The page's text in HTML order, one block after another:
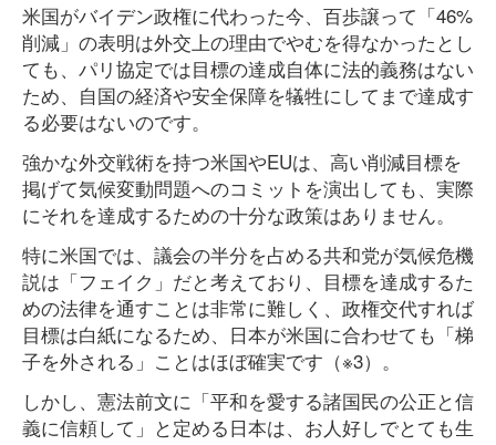
米国がバイデン政権に代わった今、百歩譲って「46%
削減」の表明は外交上の理由でやむを得なかったとし
ても、パリ協定では目標の達成自体に法的義務はない
ため、自国の経済や安全保障を犠牲にしてまで達成す
る必要はないのです。
強かな外交戦術を持つ米国やEUは、高い削減目標を
掲げて気候変動問題へのコミットを演出しても、実際
にそれを達成するための十分な政策はありません。
特に米国では、議会の半分を占める共和党が気候危機
説は「フェイク」だと考えており、目標を達成するた
めの法律を通すことは非常に難しく、政権交代すれば
目標は白紙になるため、日本が米国に合わせても「梯
子を外される」ことはほぼ確実です（※3）。
しかし、憲法前文に「平和を愛する諸国民の公正と信
義に信頼して」と定める日本は、お人好しでとても生